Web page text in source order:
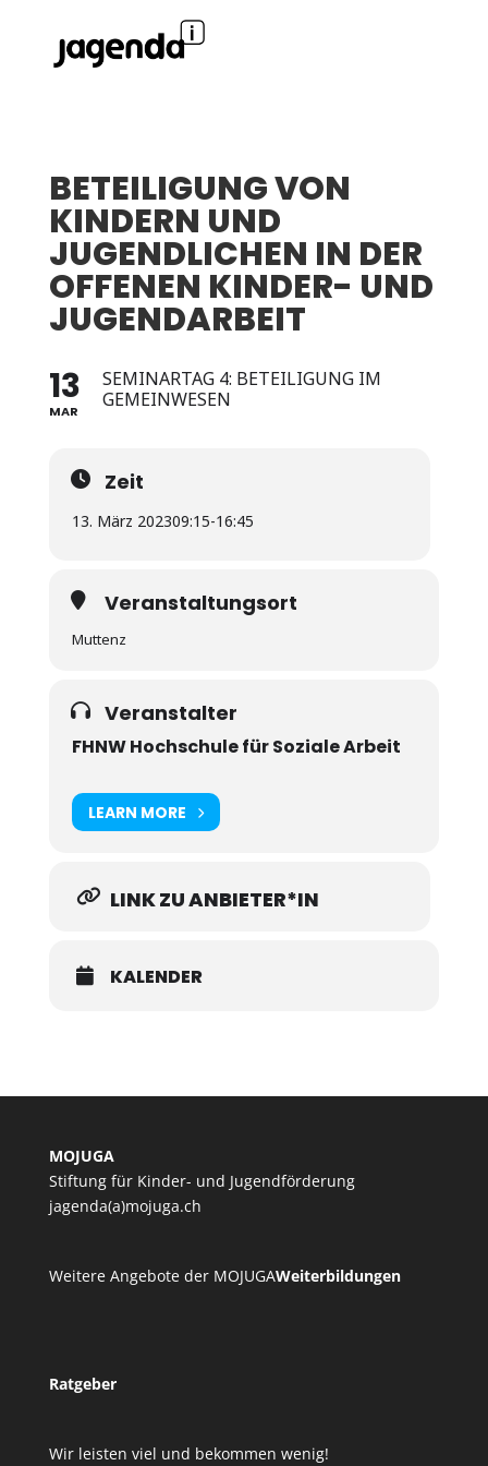
BETEILIGUNG VON
KINDERN UND
JUGENDLICHEN IN DER
OFFENEN KINDER- UND
JUGENDARBEIT
13
MAR
SEMINARTAG 4: BETEILIGUNG IM
GEMEINWESEN
Zeit
13. März 202309:15-16:45
Veranstaltungsort
Muttenz
Veranstalter
FHNW Hochschule für Soziale Arbeit
LEARN MORE
LINK ZU ANBIETER*IN
KALENDER
MOJUGA
Stiftung für Kinder- und Jugendförderung
jagenda(a)mojuga.ch
Weitere Angebote der MOJUGAWeiterbildungen
Ratgeber
Wir leisten viel und bekommen wenig!